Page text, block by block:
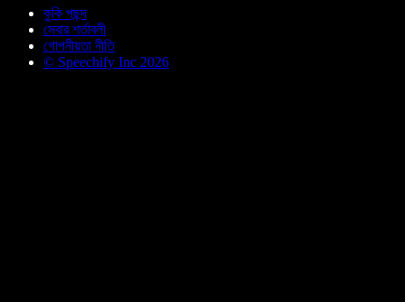
কুকি পছন্দ
সেবার শর্তাবলী
গোপনীয়তা নীতি
© Speechify Inc 2026